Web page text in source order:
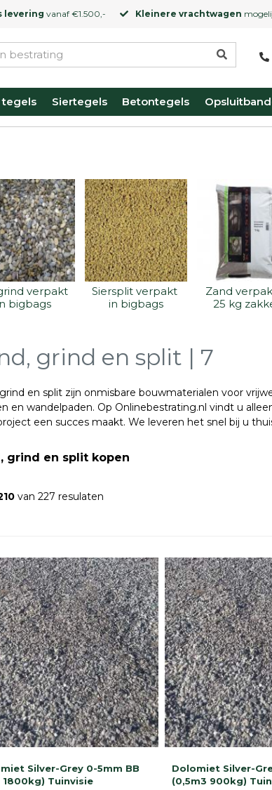
levering vanaf €1.500,- Kleinere vrachtwagen
tegels Siertegels Betontegels
verpakt
bigbags
Siersplit verpakt
in bigbags
Zand
25 kg
grind en split | 7
en split zijn onmisbare bouwmaterialen voor
en wandelpaden. Op Onlinebestrating.nl vindt u
een succes maakt. We leveren het snel bij u
grind en split kopen
van 227 resulaten
Silver-Grey 0-5mm BB
1800kg) Tuinvisie
Dolomiet Silver-
(0,5m3 900kg)